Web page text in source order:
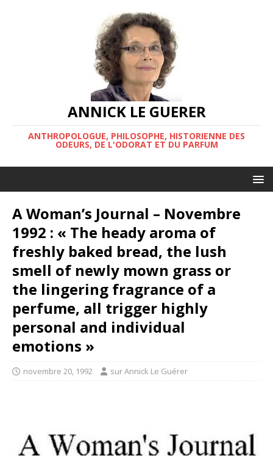
ANNICK LE GUERER
ANTHROPOLOGUE, PHILOSOPHE, HISTORIENNE DES
ODEURS, DE L'ODORAT ET DU PARFUM
A Woman’s Journal – Novembre
1992 : « The heady aroma of
freshly baked bread, the lush
smell of newly mown grass or
the lingering fragrance of a
perfume, all trigger highly
personal and individual
emotions »
novembre 20, 1992 sur Annick Le Guérer